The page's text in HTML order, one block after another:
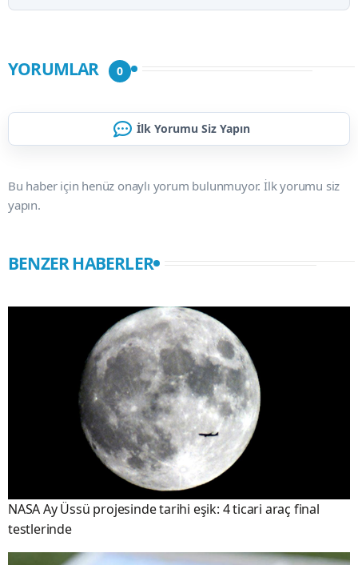
YORUMLAR 0
İlk Yorumu Siz Yapın
Bu haber için henüz onaylı yorum bulunmuyor. İlk yorumu siz
yapın.
BENZER HABERLER
NASA Ay Üssü projesinde tarihi eşik: 4 ticari araç final
testlerinde